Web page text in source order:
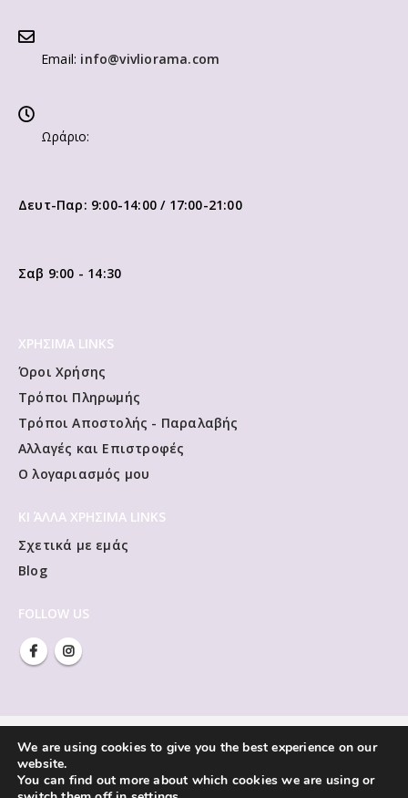
Email: info@vivliorama.com
Ωράριο:
Δευτ-Παρ: 9:00-14:00 / 17:00-21:00
Σαβ 9:00 - 14:30
ΧΡΗΣΙΜΑ LINKS
Όροι Χρήσης
Τρόποι Πληρωμής
Τρόποι Αποστολής - Παραλαβής
Αλλαγές και Επιστροφές
Ο λογαριασμός μου
ΚΙ ΆΛΛΑ ΧΡΗΣΙΜΑ LINKS
Σχετικά με εμάς
Blog
FOLLOW US
We are using cookies to give you the best experience on our
website.
You can find out more about which cookies we are using or